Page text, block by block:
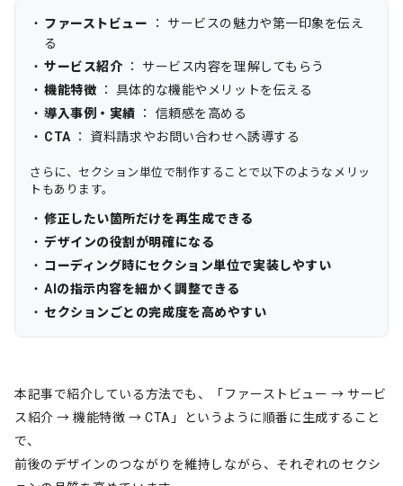
ファーストビュー ： サービスの魅力や第一印象を伝え
る
サービス紹介： サービス内容を理解してもらう
機能特徴 ： 具体的な機能やメリットを伝える
導入事例・実績 ： 信頼感を高める
CTA ： 資料請求やお問い合わせへ誘導する
さらに、セクション単位で制作することで以下のようなメリッ
トもあります。
修正したい箇所だけを再生成できる
デザインの役割が明確になる
コーディング時にセクション単位で実装しやすい
AIの指示内容を細かく調整できる
セクションごとの完成度を高めやすい
本記事で紹介している方法でも、「ファーストビュー → サービ
ス紹介 → 機能特徴 → CTA」というように順番に生成すること
で、
前後のデザインのつながりを維持しながら、それぞれのセクシ